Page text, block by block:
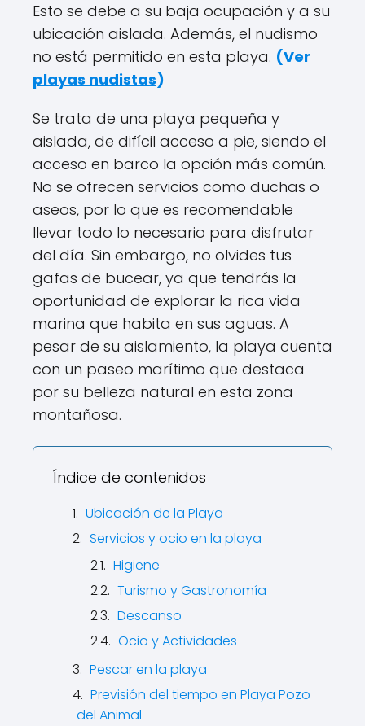
Esto se debe a su baja ocupación y a su
ubicación aislada. Además, el nudismo
no está permitido en esta playa. (Ver
playas nudistas)
Se trata de una playa pequeña y
aislada, de difícil acceso a pie, siendo el
acceso en barco la opción más común.
No se ofrecen servicios como duchas o
aseos, por lo que es recomendable
llevar todo lo necesario para disfrutar
del día. Sin embargo, no olvides tus
gafas de bucear, ya que tendrás la
oportunidad de explorar la rica vida
marina que habita en sus aguas. A
pesar de su aislamiento, la playa cuenta
con un paseo marítimo que destaca
por su belleza natural en esta zona
montañosa.
Índice de contenidos
Ubicación de la Playa
Servicios y ocio en la playa
Higiene
Turismo y Gastronomía
Descanso
Ocio y Actividades
Pescar en la playa
Previsión del tiempo en Playa Pozo
del Animal